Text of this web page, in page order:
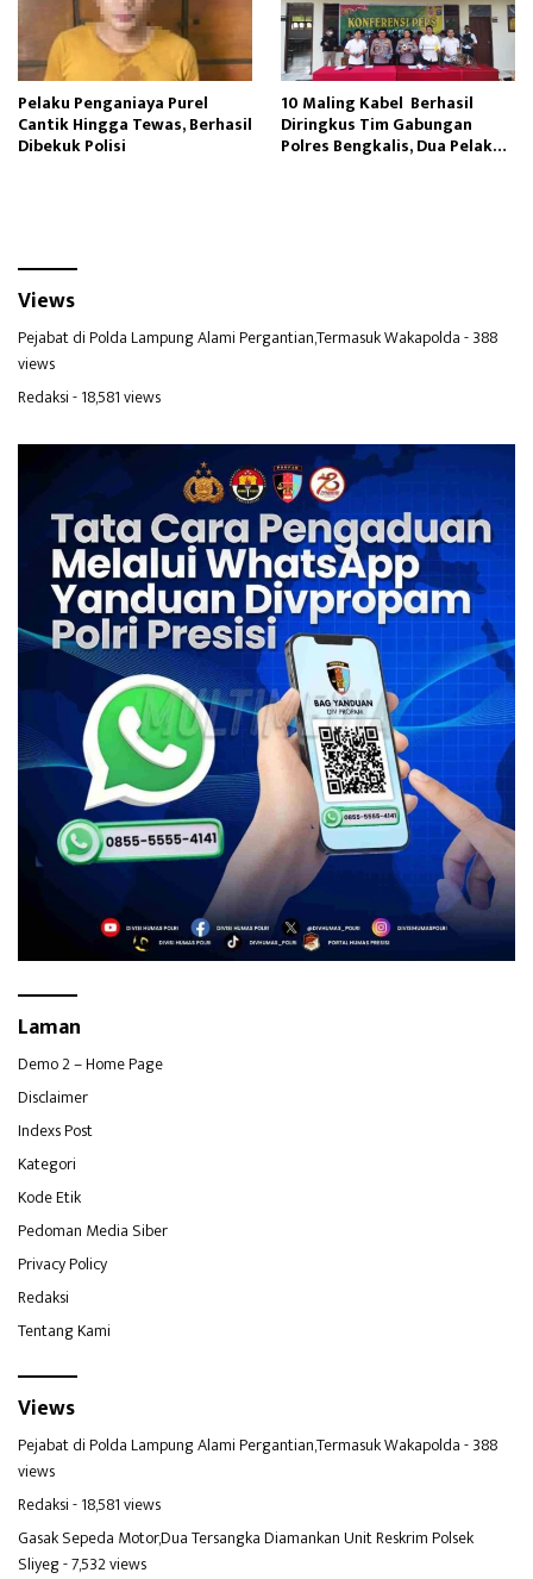
Pelaku Penganiaya Purel
Cantik Hingga Tewas, Berhasil
Dibekuk Polisi
10 Maling Kabel Berhasil
Diringkus Tim Gabungan
Polres Bengkalis, Dua Pelaku
Views
Pejabat di Polda Lampung Alami Pergantian,Termasuk Wakapolda- 388
views
Redaksi- 18,581 views
Laman
Demo 2 – Home Page
Disclaimer
Indexs Post
Kategori
Kode Etik
Pedoman Media Siber
Privacy Policy
Redaksi
Tentang Kami
Views
Pejabat di Polda Lampung Alami Pergantian,Termasuk Wakapolda- 388
views
Redaksi- 18,581 views
Gasak Sepeda Motor,Dua Tersangka Diamankan Unit Reskrim Polsek
Sliyeg- 7,532 views